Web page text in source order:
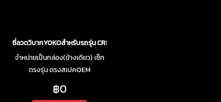
ซี่ลวดวิบากYOKOสำหรับรถรุ่น CRF250เบอร์10
จำหน่ายเป็นกล่อง(ข้างเดียว) เซ็ท
ตรงรุ่น ตรงสเปคOEM
฿0